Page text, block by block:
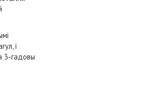
і
3-гадовы